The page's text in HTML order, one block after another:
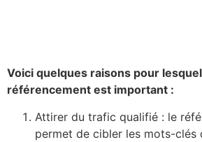
Voici quelques raisons pour
référencement est important :
Attirer du trafic qualifié : le
permet de cibler les mots-clés